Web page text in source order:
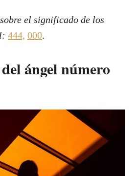
el significado de los
444, 000.
ángel número